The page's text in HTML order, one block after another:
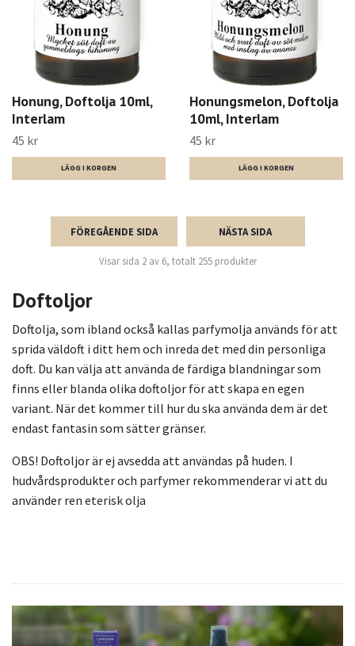
Honung, Doftolja 10ml,
Interlam
45 kr
Honungsmelon, Doftolja
10ml, Interlam
45 kr
FÖREGÅENDE SIDA NÄSTA SIDA
Visar sida 2 av 6, totalt 255 produkter
Doftoljor
Doftolja, som ibland också kallas parfymolja används för att
sprida väldoft i ditt hem och inreda det med din personliga
doft. Du kan välja att använda de färdiga blandningar som
finns eller blanda olika doftoljor för att skapa en egen
variant. När det kommer till hur du ska använda dem är det
endast fantasin som sätter gränser.
OBS! Doftoljor är ej avsedda att användas på huden. I
hudvårdsprodukter och parfymer rekommenderar vi att du
använder ren eterisk olja